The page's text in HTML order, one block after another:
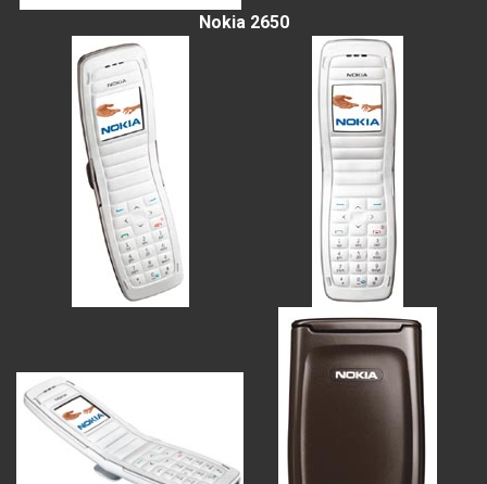
Nokia 2650